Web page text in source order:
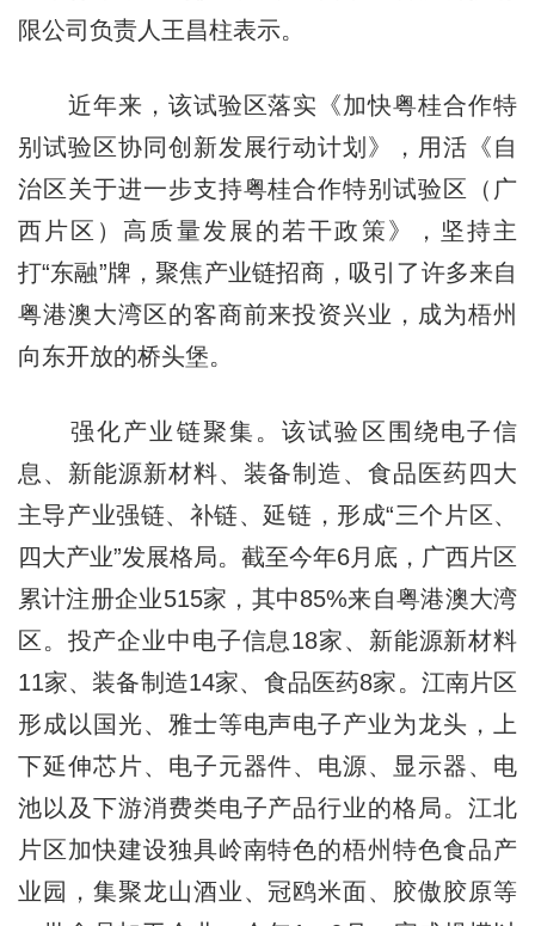
限公司负责人王昌柱表示。
近年来，该试验区落实《加快粤桂合作特
别试验区协同创新发展行动计划》，用活《自
治区关于进一步支持粤桂合作特别试验区（广
西片区）高质量发展的若干政策》，坚持主
打“东融”牌，聚焦产业链招商，吸引了许多来自
粤港澳大湾区的客商前来投资兴业，成为梧州
向东开放的桥头堡。
强化产业链聚集。该试验区围绕电子信
息、新能源新材料、装备制造、食品医药四大
主导产业强链、补链、延链，形成“三个片区、
四大产业”发展格局。截至今年6月底，广西片区
累计注册企业515家，其中85%来自粤港澳大湾
区。投产企业中电子信息18家、新能源新材料
11家、装备制造14家、食品医药8家。江南片区
形成以国光、雅士等电声电子产业为龙头，上
下延伸芯片、电子元器件、电源、显示器、电
池以及下游消费类电子产品行业的格局。江北
片区加快建设独具岭南特色的梧州特色食品产
业园，集聚龙山酒业、冠鸥米面、胶傲胶原等